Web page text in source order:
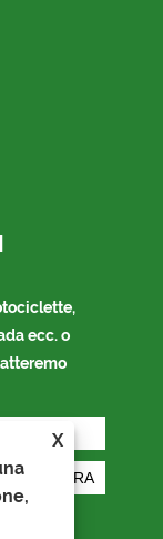
X
ecc. o